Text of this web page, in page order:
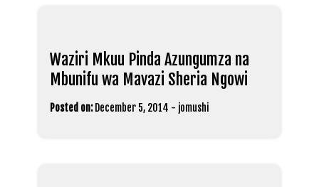
Waziri Mkuu Pinda Azungumza na
Mbunifu wa Mavazi Sheria Ngowi
Posted on: December 5, 2014 - jomushi